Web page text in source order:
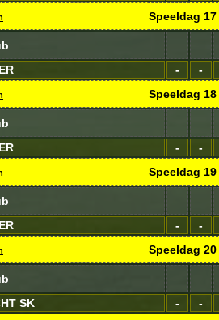
Speeldag 17
- -
Speeldag 18
- -
Speeldag 19
- -
Speeldag 20
SK
- -